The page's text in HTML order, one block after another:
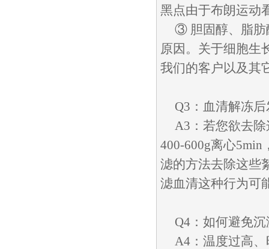
黑点由于布朗运动
③ 胆固醇、脂肪
原因。关于细胞生
我们的客户以及其
Q3：血清解冻
A3：若您欲去
400-600g离心
滤的方法去除这些
滤血清这种行为可
Q4：如何避免
A4：温度过高